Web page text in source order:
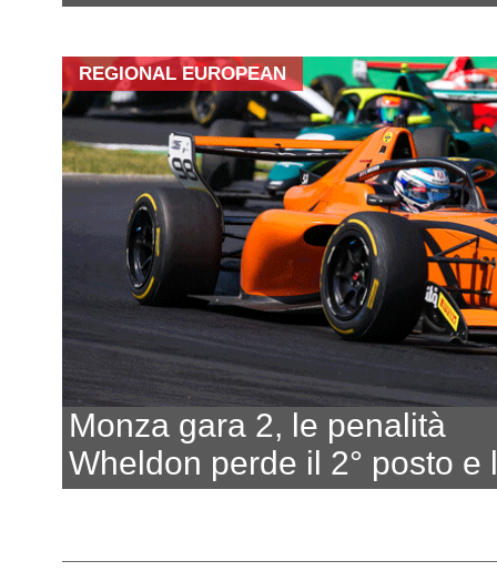
REGIONAL EUROPEAN
Monza gara 2, le penalità
Wheldon perde il 2° posto e